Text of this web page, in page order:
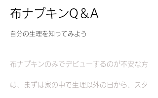
布ナプキンQ＆A
自分の生理を知ってみよう
布ナプキンのみでデビューするのが不安な方
は、まずは家の中で生理以外の日から、スタ